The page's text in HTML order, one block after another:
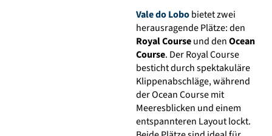
Vale do Lobobietet zwei
herausragende Plätze: den
Royal Courseund denOcean
Course. Der Royal Course
besticht durch spektakuläre
Klippenabschläge, während
der Ocean Course mit
Meeresblicken und einem
entspannteren Layout lockt.